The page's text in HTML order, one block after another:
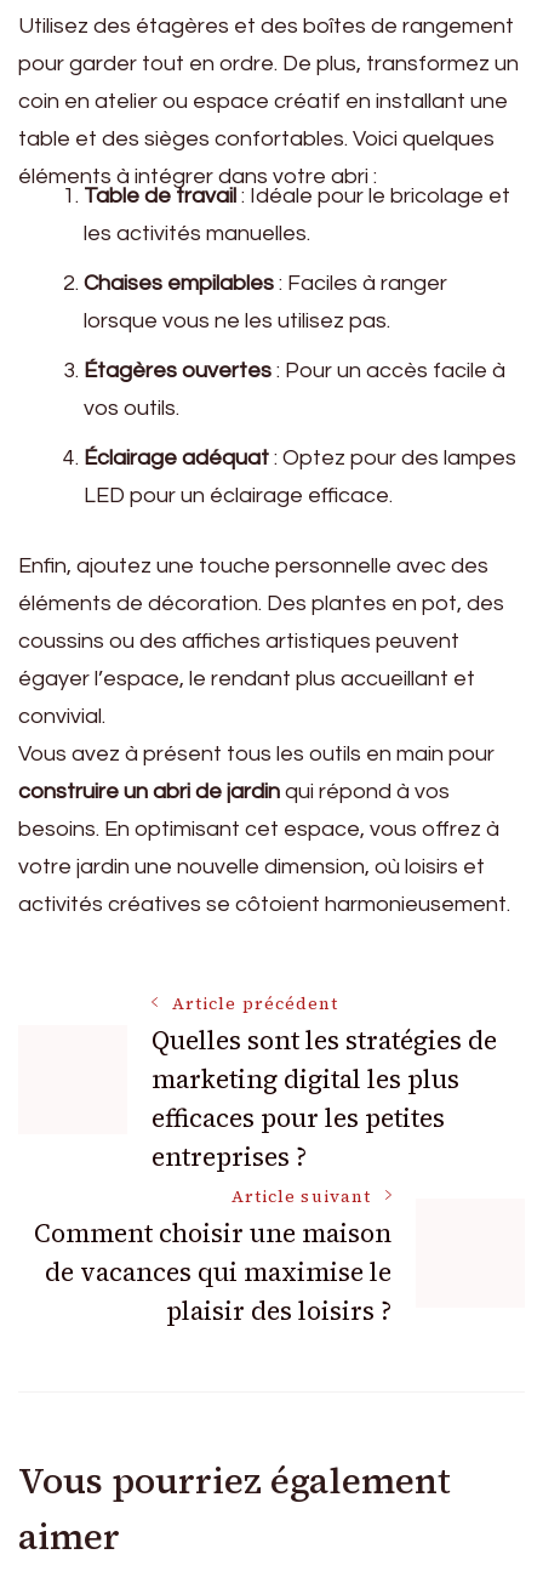
Utilisez des étagères et des boîtes de rangement
pour garder tout en ordre. De plus, transformez un
coin en atelier ou espace créatif en installant une
table et des sièges confortables. Voici quelques
éléments à intégrer dans votre abri :
Table de travail : Idéale pour le bricolage et
les activités manuelles.
Chaises empilables : Faciles à ranger
lorsque vous ne les utilisez pas.
Étagères ouvertes : Pour un accès facile à
vos outils.
Éclairage adéquat : Optez pour des lampes
LED pour un éclairage efficace.
Enfin, ajoutez une touche personnelle avec des
éléments de décoration. Des plantes en pot, des
coussins ou des affiches artistiques peuvent
égayer l’espace, le rendant plus accueillant et
convivial.
Vous avez à présent tous les outils en main pour
construire un abri de jardin qui répond à vos
besoins. En optimisant cet espace, vous offrez à
votre jardin une nouvelle dimension, où loisirs et
activités créatives se côtoient harmonieusement.
Navigation
articles
Article précédent
Quelles sont les stratégies de
marketing digital les plus
efficaces pour les petites
entreprises ?
Article suivant
Comment choisir une maison
de vacances qui maximise le
plaisir des loisirs ?
Vous pourriez également
aimer